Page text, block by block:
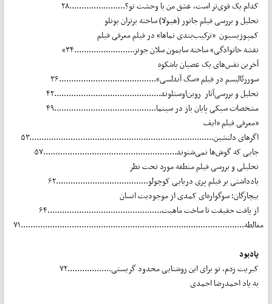
کدام یک قوی‌تر است، عشق من یا وحشت تو؟.......................۲۸
تحلیل و بررسی فیلم جانور (هیولا) ساخته برتران بونلو
کمپوزیسیون «ترکیب‌بندی نماها» در فیلم معرفی فیلم
«نقشه خانوادگی» ساخته سایمون سلان جونز.........................۳۴
آخرین نفس‌های یک عصیان باشکوه
سوررئالیسم در فیلم «سگ آندلسی»........................................۳۶
تحلیل و بررسی‌آثار روبن‌اوستلوند............................................۴۲
مشخصات سبکی پایان باز در سینما..........................................۴۹
معرفی فیلم «ایف»
اگرهای دلنشین............................................................................۵۳
جایی که گوش‌ها نمی‌شنوند.......................................................۵۷
تحلیلی و بررسی فیلم منطقه مورد تحت نظر
یادداشتی بر فیلم پری دریایی کوچولو......................................۶۲
بیچارگان؛ سوگواره‌ای کمدی از موجودیت انسان
از یافت حقیقت تا ساخت ماهیت...............................................۶۴
مغالطه............................................................................................۷۱
یادبود
کبریت زدم، تو برای این روشنایی محدود گریستی..................۷۲
به یاد احمدرضا احمدی